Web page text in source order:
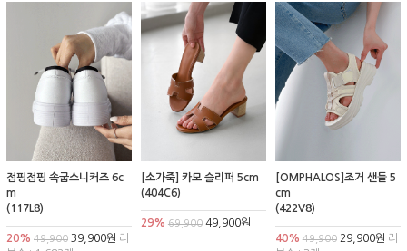
점핑점핑 속굽스니커즈 6c
m
(117L8)
20% 49,900 39,900원 리
[소가죽] 카모 슬리퍼 5cm
(404C6)
29% 69,90049,900원
[OMPHALOS]조거 샌들 5
cm
(422V8)
40% 49,90029,900원 리